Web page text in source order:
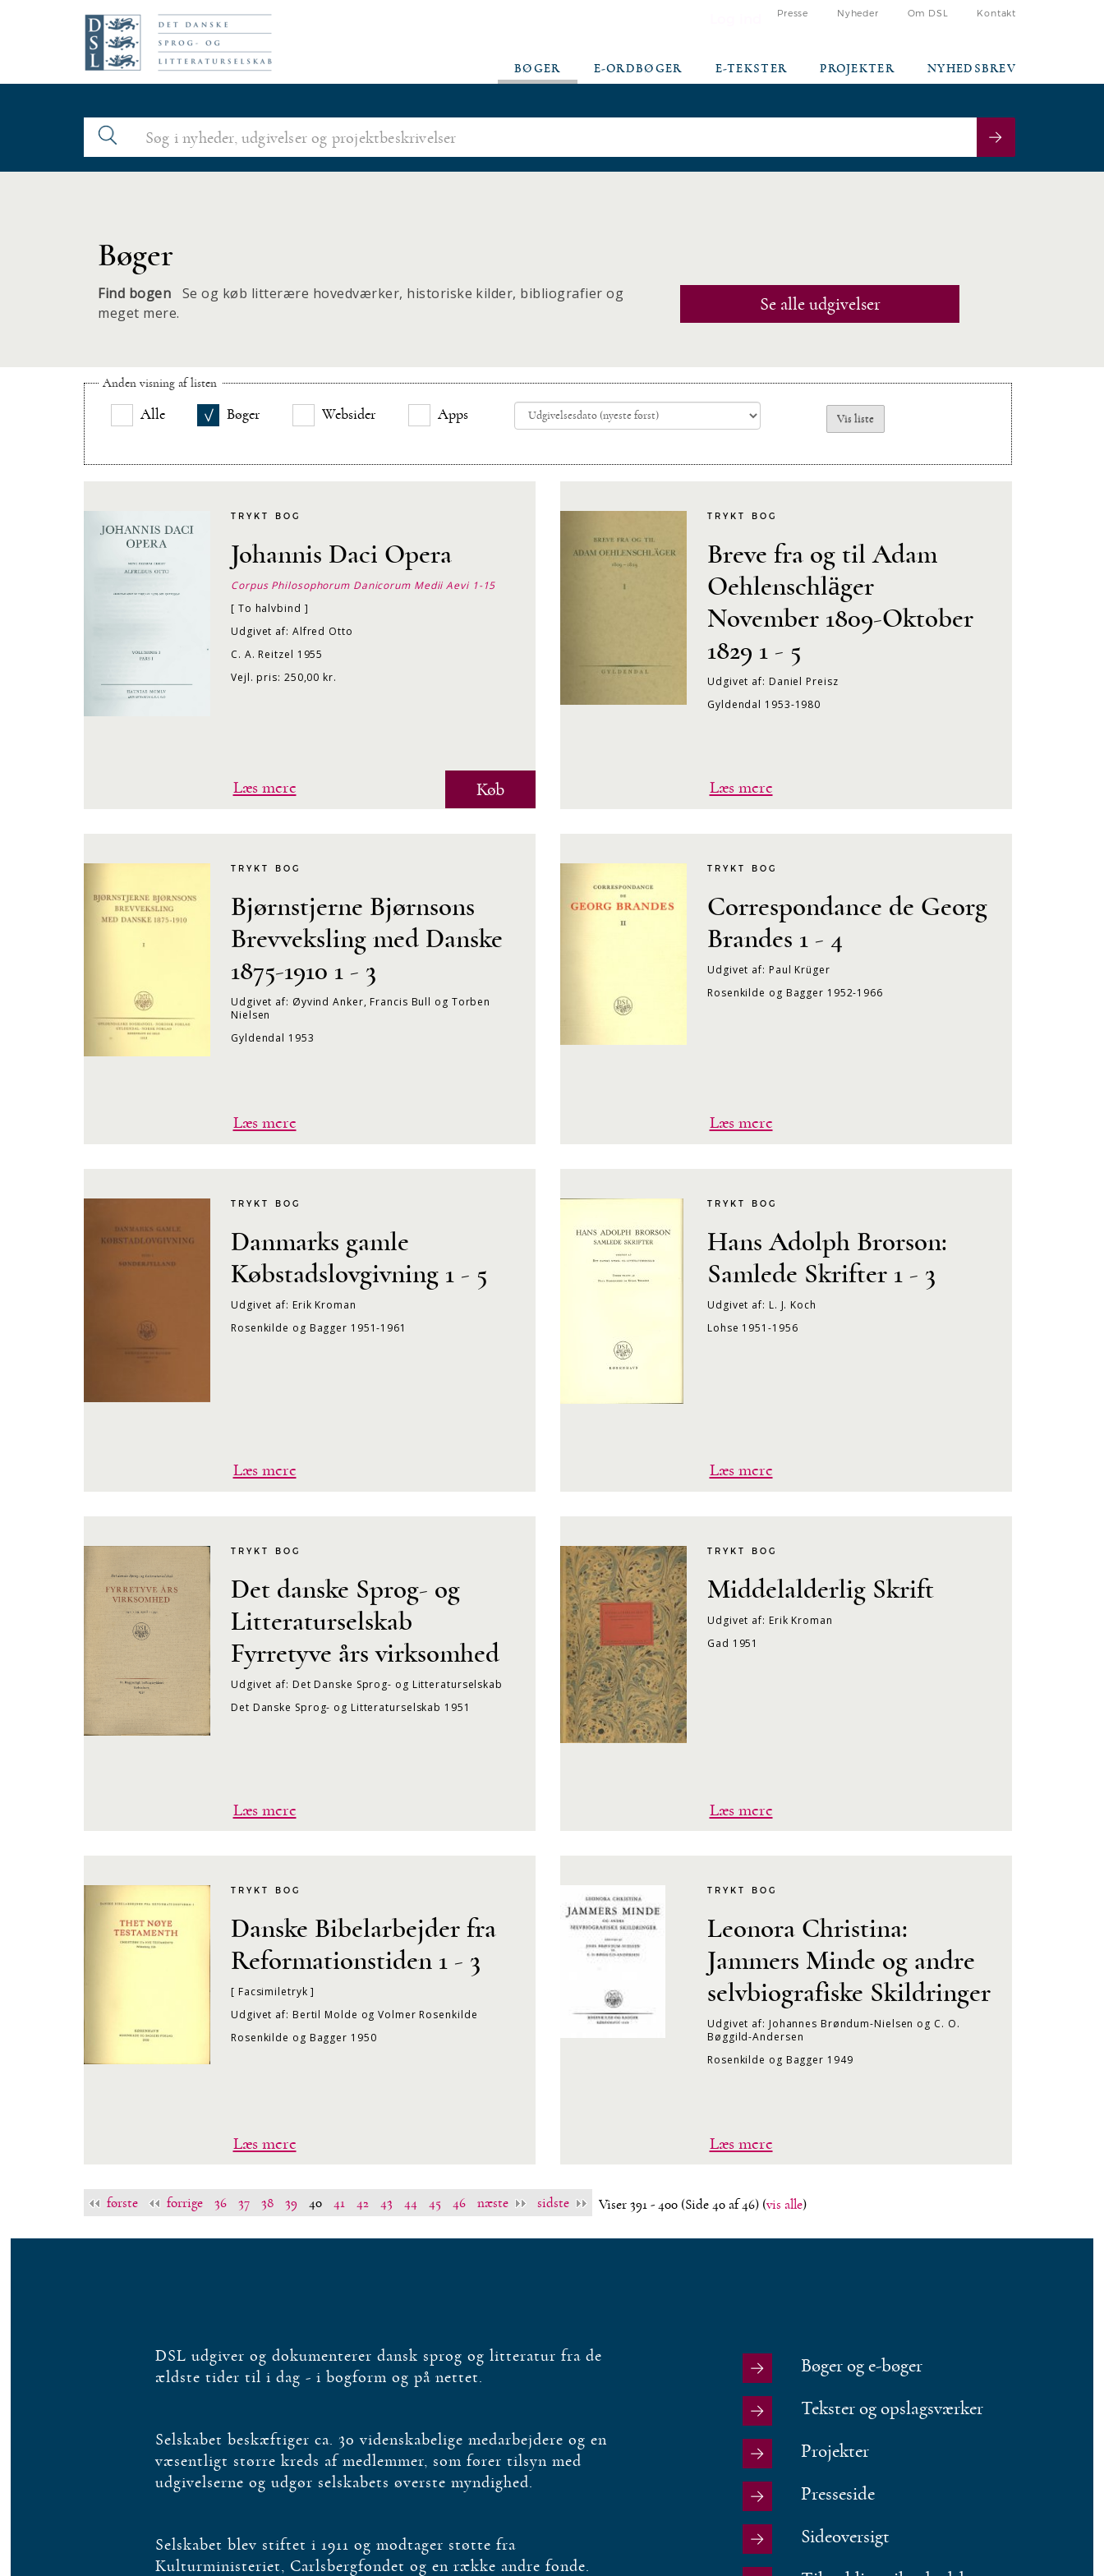
Presse Nyheder Om DSL Kontakt
BØGER E-ORDBØGER E-TEKSTER PROJEKTER NYHEDSBREV
Bøger
Find bogen Se og køb litterære hovedværker, historiske kilder, bibliografier og
meget mere.
Se alle udgivelser
Anden visning af listen
Alle Bøger Websider Apps
TRYKT BOG
Johannis Daci Opera
Corpus Philosophorum Danicorum Medii Aevi 1-15
[ To halvbind ]
Udgivet af: Alfred Otto
C. A. Reitzel 1955
Vejl. pris: 250,00 kr.
Læs mere Køb
TRYKT BOG
Breve fra og til Adam
Oehlenschläger
November 1809-Oktober
1829 1 - 5
Udgivet af: Daniel Preisz
Gyldendal 1953-1980
Læs mere
TRYKT BOG
Bjørnstjerne Bjørnsons
Brevveksling med Danske
1875-1910 1 - 3
Udgivet af: Øyvind Anker, Francis Bull og Torben
Nielsen
Gyldendal 1953
Læs mere
TRYKT BOG
Correspondance de Georg
Brandes 1 - 4
Udgivet af: Paul Krüger
Rosenkilde og Bagger 1952-1966
Læs mere
TRYKT BOG
Danmarks gamle
Købstadslovgivning 1 - 5
Udgivet af: Erik Kroman
Rosenkilde og Bagger 1951-1961
Læs mere
TRYKT BOG
Hans Adolph Brorson:
Samlede Skrifter 1 - 3
Udgivet af: L. J. Koch
Lohse 1951-1956
Læs mere
TRYKT BOG
Det danske Sprog- og
Litteraturselskab
Fyrretyve års virksomhed
Udgivet af: Det Danske Sprog- og Litteraturselskab
Det Danske Sprog- og Litteraturselskab 1951
Læs mere
TRYKT BOG
Middelalderlig Skrift
Udgivet af: Erik Kroman
Gad 1951
Læs mere
TRYKT BOG
Danske Bibelarbejder fra
Reformationstiden 1 - 3
[ Facsimiletryk ]
Udgivet af: Bertil Molde og Volmer Rosenkilde
Rosenkilde og Bagger 1950
Læs mere
TRYKT BOG
Leonora Christina:
Jammers Minde og andre
selvbiografiske Skildringer
Udgivet af: Johannes Brøndum-Nielsen og C. O.
Bøggild-Andersen
Rosenkilde og Bagger 1949
Læs mere
første forrige 36 37 38 39 40 41 42 43 44 45 46 næste sidste Viser 391 - 400 (Side 40 af 46) (vis alle)
DSL udgiver og dokumenterer dansk sprog og litteratur fra de
ældste tider til i dag - i bogform og på nettet.
Selskabet beskæftiger ca. 30 videnskabelige medarbejdere og en
væsentligt større kreds af medlemmer, som fører tilsyn med
udgivelserne og udgør selskabets øverste myndighed.
Selskabet blev stiftet i 1911 og modtager støtte fra
Kulturministeriet, Carlsbergfondet og en række andre fonde.
Bøger og e-bøger
Tekster og opslagsværker
Projekter
Presseside
Sideoversigt